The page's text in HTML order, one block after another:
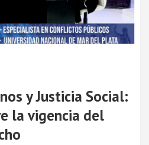
y Justicia Social:
la vigencia del